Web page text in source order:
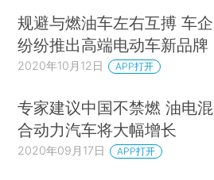
规避与燃油车左右互搏 车企
纷纷推出高端电动车新品牌
2020年10月12日 APP打开
专家建议中国不禁燃 油电混
合动力汽车将大幅增长
2020年09月17日 APP打开